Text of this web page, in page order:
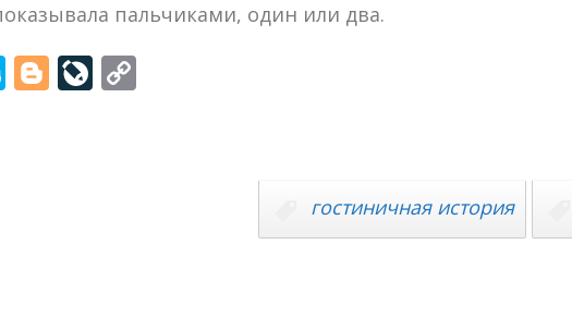
пальчиками, один или два.
S Bl Li
гостиничная история